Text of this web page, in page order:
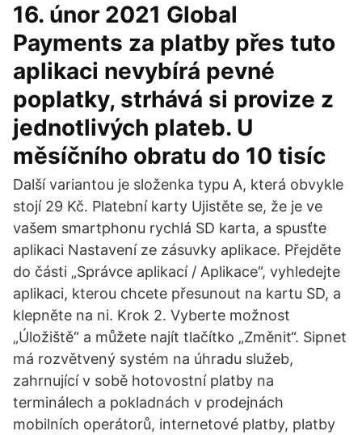
16. únor 2021 Global
Payments za platby přes tuto
aplikaci nevybírá pevné
poplatky, strhává si provize z
jednotlivých plateb. U
měsíčního obratu do 10 tisíc
Další variantou je složenka typu A, která obvykle
stojí 29 Kč. Platební karty Ujistěte se, že je ve
vašem smartphonu rychlá SD karta, a spusťte
aplikaci Nastavení ze zásuvky aplikace. Přejděte
do části „Správce aplikací / Aplikace“, vyhledejte
aplikaci, kterou chcete přesunout na kartu SD, a
klepněte na ni. Krok 2. Vyberte možnost
„Úložiště“ a můžete najít tlačítko „Změnit“. Sipnet
má rozvětvený systém na úhradu služeb,
zahrnující v sobě hotovostní platby na
terminálech a pokladnách v prodejnách
mobilních operátorů, internetové platby, platby